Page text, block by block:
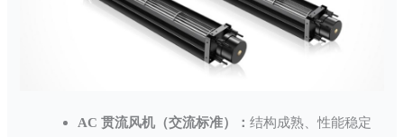
AC 贯流风机（交流标准）：结构成熟、性能稳定